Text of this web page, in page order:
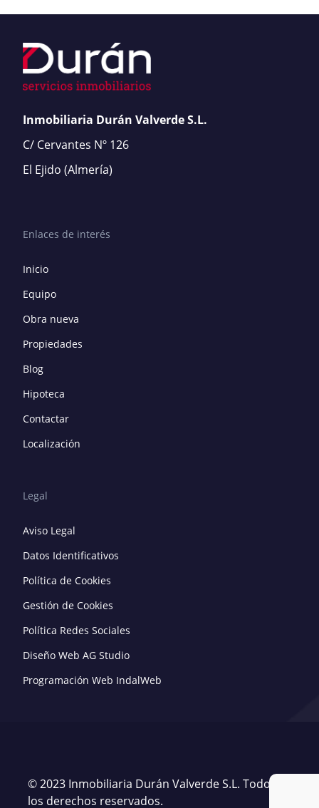
Inmobiliaria Durán Valverde S.L.
C/ Cervantes Nº 126
El Ejido (Almería)
Enlaces de interés
Inicio
Equipo
Obra nueva
Propiedades
Blog
Hipoteca
Contactar
Localización
Legal
Aviso Legal
Datos Identificativos
Política de Cookies
Gestión de Cookies
Política Redes Sociales
Diseño Web AG Studio
Programación Web IndalWeb
© 2023 Inmobiliaria Durán Valverde S.L. Todos
los derechos reservados.